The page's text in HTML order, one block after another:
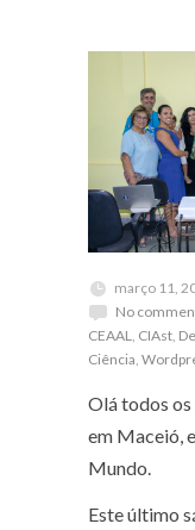
março 11,
No
CEAAL
CIAst
Ciência
Olá todos os
em Maceió,
Mundo.
Este último